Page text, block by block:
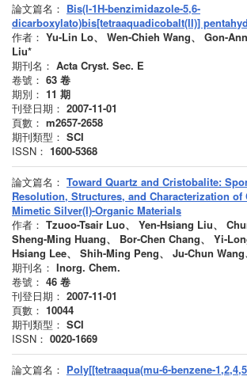
論文篇名： Bis(l-1H-benzimidazole-5,6-
dicarboxylato)bis[tetraaquadicobalt(II)]
作者： Yu-Lin Lo、 Wen-Chieh Wang、 Gon-
Liu*
期刊名： Acta Cryst. Sec. E
卷號： 63 卷
期別： 11 期
刊登日期： 2007-11-01
頁數： m2657-2658
期刊類型： SCI
ISSN： 1600-5368
論文篇名： Toward Quartz and Cristobalite:
Resolution, Structures, and Characterization
Mimetic Silver(I)-Organic Materials
作者： Tzuoo-Tsair Luo、 Yen-Hsiang Liu、
Sheng-Ming Huang、 Bor-Chen Chang、 Yi-
Hsiang Lee、 Shih-Ming Peng、 Ju-Chun
期刊名： Inorg. Chem.
卷號： 46 卷
刊登日期： 2007-11-01
頁數： 10044
期刊類型： SCI
ISSN： 0020-1669
論文篇名： Poly[[tetraaqua(mu-6-benzene-